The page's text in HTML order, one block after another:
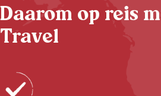
Daarom op reis
Travel